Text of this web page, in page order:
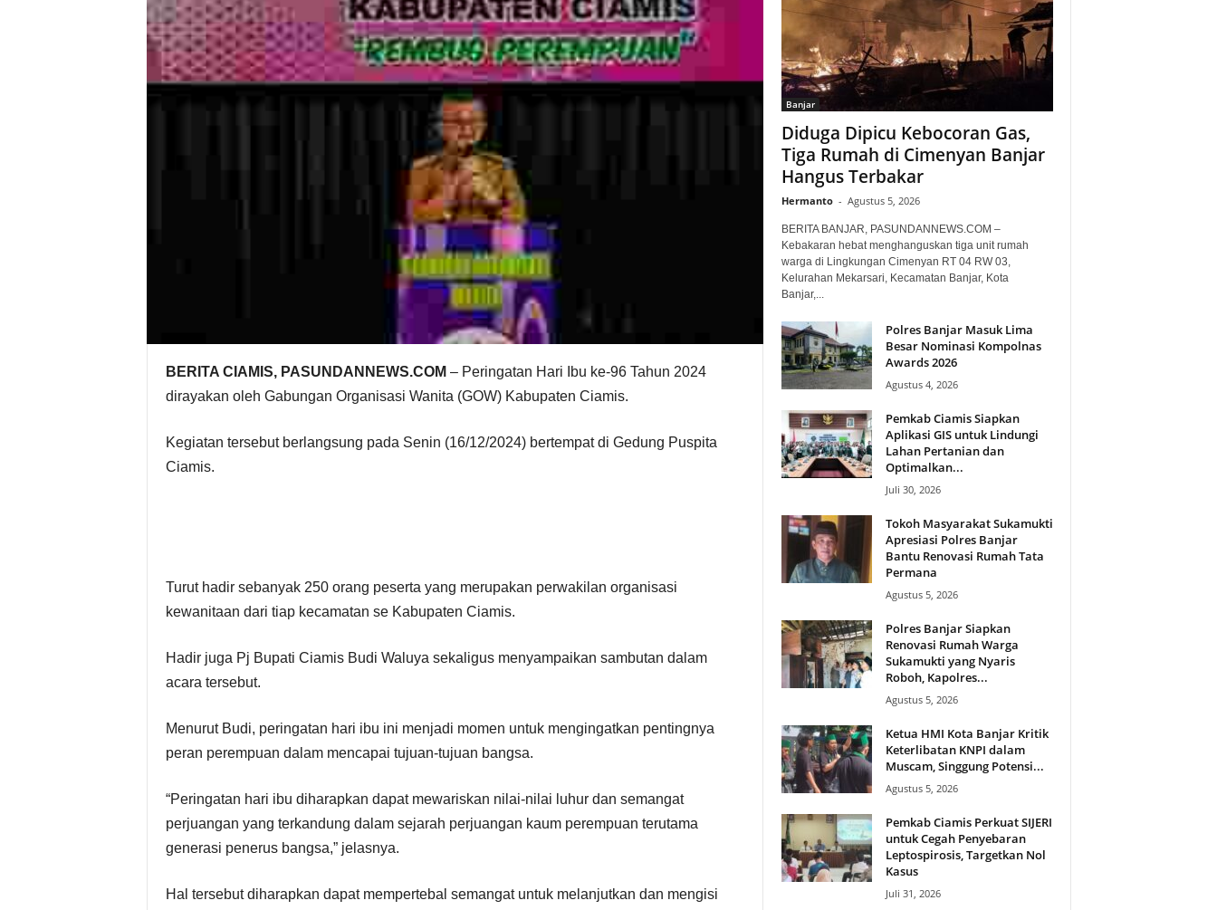
BERITA CIAMIS, PASUNDANNEWS.COM – Peringatan Hari Ibu ke-96 Tahun 2024
dirayakan oleh Gabungan Organisasi Wanita (GOW) Kabupaten Ciamis.
Kegiatan tersebut berlangsung pada Senin (16/12/2024) bertempat di Gedung Puspita
Ciamis.
Turut hadir sebanyak 250 orang peserta yang merupakan perwakilan organisasi
kewanitaan dari tiap kecamatan se Kabupaten Ciamis.
Hadir juga Pj Bupati Ciamis Budi Waluya sekaligus menyampaikan sambutan dalam
acara tersebut.
Menurut Budi, peringatan hari ibu ini menjadi momen untuk mengingatkan pentingnya
peran perempuan dalam mencapai tujuan-tujuan bangsa.
“Peringatan hari ibu diharapkan dapat mewariskan nilai-nilai luhur dan semangat
perjuangan yang terkandung dalam sejarah perjuangan kaum perempuan terutama
generasi penerus bangsa,” jelasnya.
Hal tersebut diharapkan dapat mempertebal semangat untuk melanjutkan dan mengisi
Banjar
Diduga Dipicu Kebocoran Gas,
Tiga Rumah di Cimenyan Banjar
Hangus Terbakar
Hermanto - Agustus 5, 2026
BERITA BANJAR, PASUNDANNEWS.COM –
Kebakaran hebat menghanguskan tiga unit rumah
warga di Lingkungan Cimenyan RT 04 RW 03,
Kelurahan Mekarsari, Kecamatan Banjar, Kota
Banjar,...
Polres Banjar Masuk Lima
Besar Nominasi Kompolnas
Awards 2026
Agustus 4, 2026
Pemkab Ciamis Siapkan
Aplikasi GIS untuk Lindungi
Lahan Pertanian dan
Optimalkan...
Juli 30, 2026
Tokoh Masyarakat Sukamukti
Apresiasi Polres Banjar
Bantu Renovasi Rumah Tata
Permana
Agustus 5, 2026
Polres Banjar Siapkan
Renovasi Rumah Warga
Sukamukti yang Nyaris
Roboh, Kapolres...
Agustus 5, 2026
Ketua HMI Kota Banjar Kritik
Keterlibatan KNPI dalam
Muscam, Singgung Potensi...
Agustus 5, 2026
Pemkab Ciamis Perkuat SIJERI
untuk Cegah Penyebaran
Leptospirosis, Targetkan Nol
Kasus
Juli 31, 2026